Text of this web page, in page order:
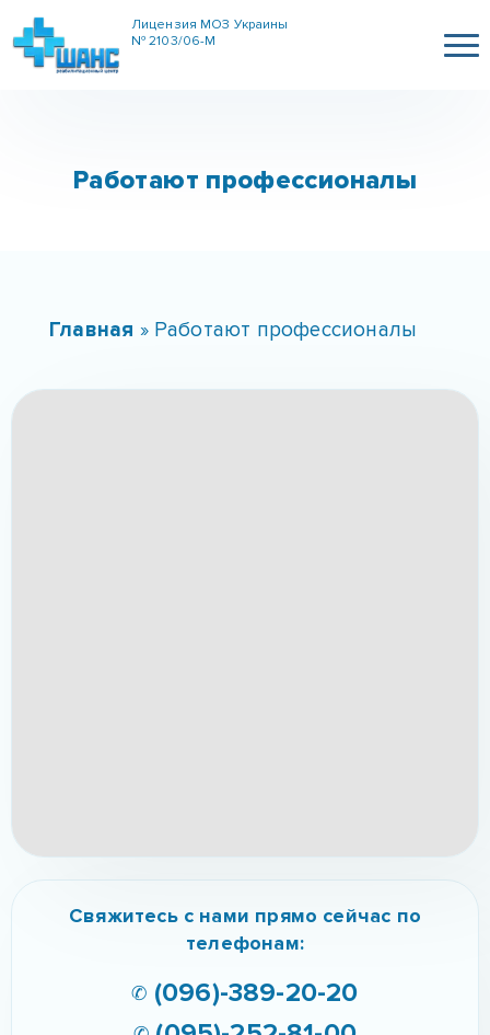
Лицензия МОЗ Украины
№ 2103/06-М
Работают профессионалы
Главная » Работают профессионалы
Свяжитесь с нами прямо сейчас по
телефонам:
✆ (096)-389-20-20